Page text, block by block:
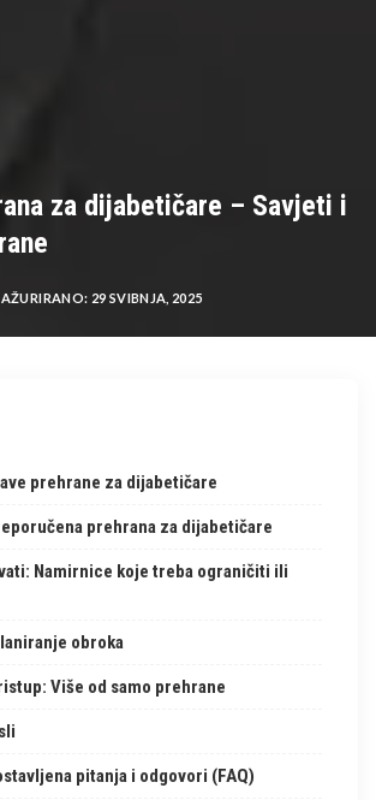
za dijabetičare – Savjeti i
29 SVIBNJA, 2025
prehrane za dijabetičare
prehrana za dijabetičare
Namirnice koje treba ograničiti ili
obroka
Više od samo prehrane
pitanja i odgovori (FAQ)